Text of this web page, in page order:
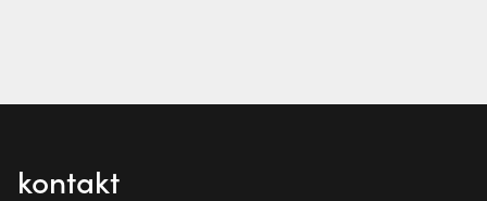
kontakt